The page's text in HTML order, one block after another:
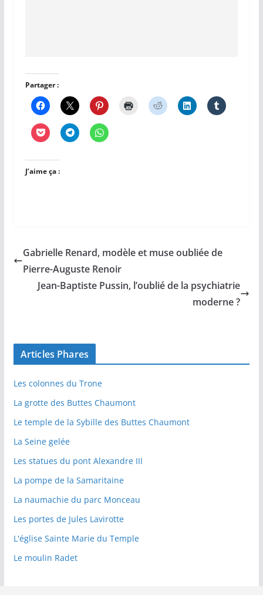
Partager :
J’aime ça :
Gabrielle Renard, modèle et muse oubliée de
Pierre-Auguste Renoir
Jean-Baptiste Pussin, l’oublié de la psychiatrie
moderne ?
Articles Phares
Les colonnes du Trone
La grotte des Buttes Chaumont
Le temple de la Sybille des Buttes Chaumont
La Seine gelée
Les statues du pont Alexandre III
La pompe de la Samaritaine
La naumachie du parc Monceau
Les portes de Jules Lavirotte
L'église Sainte Marie du Temple
Le moulin Radet